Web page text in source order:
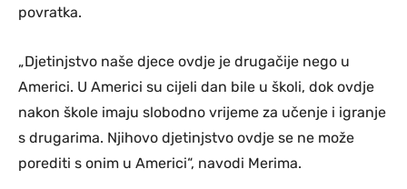
povratka.
„Djetinjstvo naše djece ovdje je drugačije nego u
Americi. U Americi su cijeli dan bile u školi, dok ovdje
nakon škole imaju slobodno vrijeme za učenje i igranje
s drugarima. Njihovo djetinjstvo ovdje se ne može
porediti s onim u Americi“, navodi Merima.